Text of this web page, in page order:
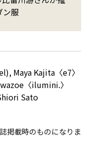
ン服
Maya Kajita〈e7〉
〈ilumini.〉
Sato
掲載時のものになりま